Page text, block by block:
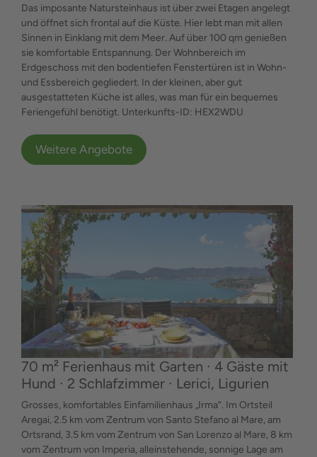
Das imposante Natursteinhaus ist über zwei Etagen angelegt
und öffnet sich frontal auf die Küste. Hier lebt man mit allen
Sinnen in Einklang mit dem Meer. Auf über 100 qm genießen
sie komfortable Entspannung. Der Wohnbereich im
Erdgeschoss mit den bodentiefen Fenstertüren ist in Wohn-
und Essbereich gegliedert. In der kleinen, aber gut
ausgestatteten Küche ist alles, was man für ein bequemes
Feriengefühl benötigt. Unterkunfts-ID: HEX2WDU
Weitere Angebote
70 m² Ferienhaus mit Garten ∙ 4 Gäste mit
Hund ∙ 2 Schlafzimmer ∙ Lerici, Ligurien
Grosses, komfortables Einfamilienhaus „Irma“. Im Ortsteil
Aregai, 2.5 km vom Zentrum von Santo Stefano al Mare, am
Ortsrand, 3.5 km vom Zentrum von San Lorenzo al Mare, 8 km
vom Zentrum von Imperia, alleinstehende, sonnige Lage am